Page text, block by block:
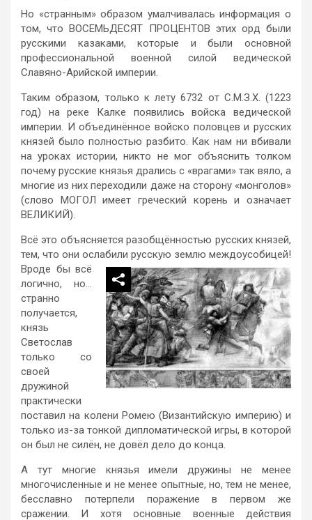
Но «странным» образом умалчивалась информация о
том, что ВОСЕМЬДЕСЯТ ПРОЦЕНТОВ этих орд были
русскими казаками, которые и были основной
профессиональной военной силой ведической
Славяно-Арийской империи.
Таким образом, только к лету 6732 от С.М.З.Х. (1223
год) на реке Калке появились войска ведической
империи. И объединённое войско половцев и русских
князей было полностью разбито. Как нам ни вбивали
на уроках истории, никто не мог объяснить толком
почему русские князья дрались с «врагами» так вяло, а
многие из них переходили даже на сторону «монголов»
(слово МОГОЛ имеет греческий корень и означает
ВЕЛИКИЙ).
Всё это объясняется разобщённостью русских князей,
тем, что они ослабили русскую землю междоусобицей!
Вроде бы всё
логично, но…
странно
получается,
князь
Светослав
только со
своей
дружиной
практически
поставил на колени Ромею (Византийскую империю) и
только из-за тонкой дипломатической игры, в которой
он был не силён, не довёл дело до конца.
А тут многие князья имели дружины не менее
многочисленные и не менее опытные, но, тем не менее,
бесславно потерпели поражение в первом же
сражении. И хотя основные военные действия